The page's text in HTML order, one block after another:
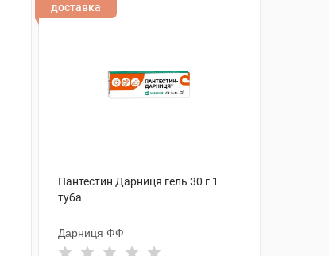
доставка
Пантестин Дарниця гель 30 г 1
туба
Дарниця ФФ